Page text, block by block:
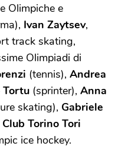
Olimpiche e
Ivan Zaytsev,
track skating,
Olimpiadi di
(tennis), Andrea
Tortu (sprinter), Anna
skating), Gabriele
Torino Tori
ice hockey.